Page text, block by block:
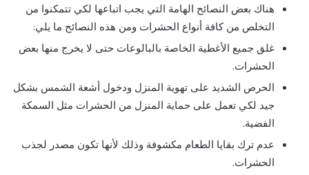
هناك بعض النصائح الهامة التي يجب اتباعها لكي تتمكنوا من
التخلص من كافة أنواع الحشرات ومن هذه النصائح ما يلي:
غلق جميع الأغطية الخاصة بالبالوعات حتى لا يخرج منها بعض
الحشرات.
الحرص الشديد على تهوية المنزل ودخول أشعة الشمس بشكل
جيد لكي تعمل على حماية المنزل من الحشرات مثل السمكة
الفضية.
عدم ترك بقايا الطعام مكشوفة وذلك لأنها تكون مصدر لجذب
الحشرات.